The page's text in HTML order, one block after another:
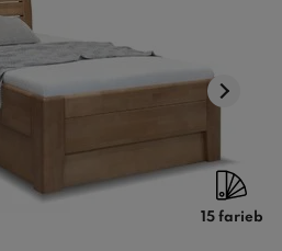
15 farieb